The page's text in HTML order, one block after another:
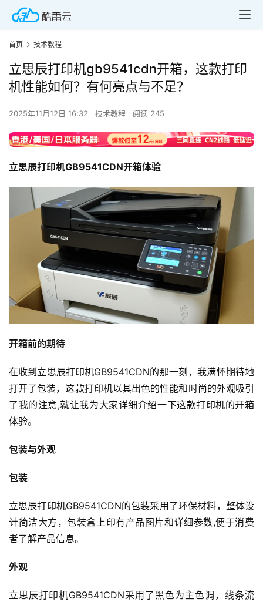
首页 技术教程
立思辰打印机gb9541cdn开箱，这款打印
机性能如何？有何亮点与不足？
2025年11月12日 16:32 技术教程 阅读 245
立思辰打印机GB9541CDN开箱体验
开箱前的期待
在收到立思辰打印机GB9541CDN的那一刻，我满怀期待地
打开了包装，这款打印机以其出色的性能和时尚的外观吸引
了我的注意,就让我为大家详细介绍一下这款打印机的开箱
体验。
包装与外观
包装
立思辰打印机GB9541CDN的包装采用了环保材料，整体设
计简洁大方，包装盒上印有产品图片和详细参数,便于消费
者了解产品信息。
外观
立思辰打印机GB9541CDN采用了黑色为主色调，线条流